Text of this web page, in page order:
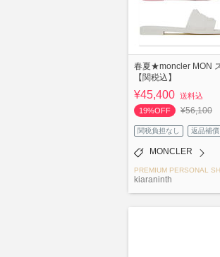
春夏★moncler MON
【関税込】
¥45,400 送料込
19%OFF
¥56,100
関税負担なし 返品補償
MONCLER
PREMIUM PERSONAL
kiaraninth